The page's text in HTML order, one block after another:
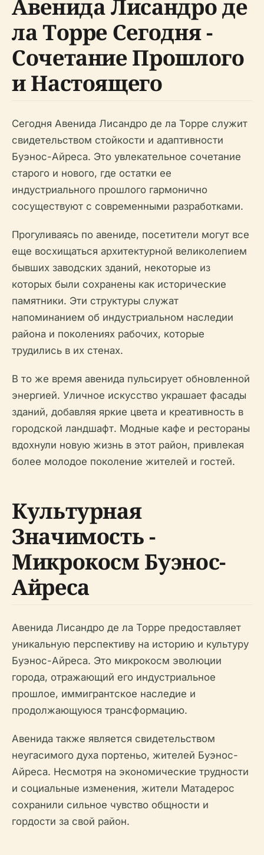
Авенидa Лисандро де
ла Торре Сегодня -
Сочетание Прошлого
и Настоящего
Сегодня Авенидa Лисандро де ла Торре служит
свидетельством стойкости и адаптивности
Буэнос-Айреса. Это увлекательное сочетание
старого и нового, где остатки ее
индустриального прошлого гармонично
сосуществуют с современными разработками.
Прогуливаясь по авениде, посетители могут все
еще восхищаться архитектурной великолепием
бывших заводских зданий, некоторые из
которых были сохранены как исторические
памятники. Эти структуры служат
напоминанием об индустриальном наследии
района и поколениях рабочих, которые
трудились в их стенах.
В то же время авенидa пульсирует обновленной
энергией. Уличное искусство украшает фасады
зданий, добавляя яркие цвета и креативность в
городской ландшафт. Модные кафе и рестораны
вдохнули новую жизнь в этот район, привлекая
более молодое поколение жителей и гостей.
Культурная
Значимость -
Микрокосм Буэнос-
Айреса
Авенидa Лисандро де ла Торре предоставляет
уникальную перспективу на историю и культуру
Буэнос-Айреса. Это микрокосм эволюции
города, отражающий его индустриальное
прошлое, иммигрантское наследие и
продолжающуюся трансформацию.
Авенидa также является свидетельством
неугасимого духа портеньо, жителей Буэнос-
Айреса. Несмотря на экономические трудности
и социальные изменения, жители Матадерос
сохранили сильное чувство общности и
гордости за свой район.